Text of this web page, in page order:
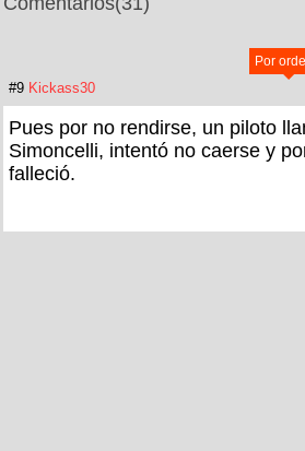
Por
#9 Kickass30
Pues por no rendirse, un piloto
Simoncelli, intentó no caerse y
falleció.